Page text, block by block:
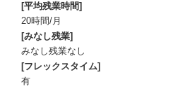
[平均残業時間]
20時間/月
[みなし残業]
みなし残業なし
[フレックスタイム]
有